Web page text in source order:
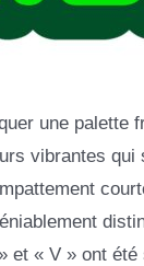
une palette
vibrantes
« V » ont été